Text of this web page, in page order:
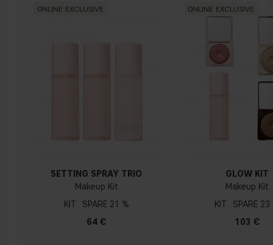
gleichmäßiges Auftragen
Verfeinertes Design im Einklang mit unserer visuellen
ONLINE EXCLUSIVE
SETTING SPRAY TRIO
Makeup Kit
KIT
21 %
64 €
ONLINE EXCLUSIVE
GLOW KIT
Makeup Kit
KIT
23
103 €